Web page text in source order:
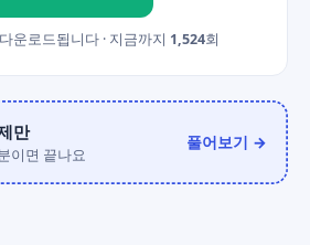
운로드됩니다 · 지금까지 1,524회
만
이면 끝나요
풀어보기 →